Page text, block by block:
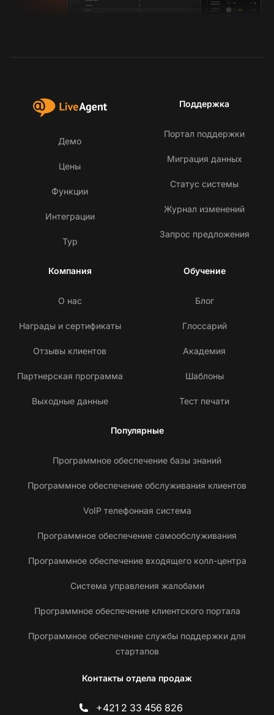
Демо
Цены
Функции
Интеграции
Тур
Поддержка
Портал поддержки
Миграция данных
Статус системы
Журнал изменений
Запрос предложения
Компания
О нас
Награды и сертификаты
Отзывы клиентов
Партнерская программа
Выходные данные
Обучение
Блог
Глоссарий
Академия
Шаблоны
Тест печати
Популярные
Программное обеспечение базы знаний
Программное обеспечение обслуживания клиентов
VoIP телефонная система
Программное обеспечение самообслуживания
Программное обеспечение входящего колл-центра
Система управления жалобами
Программное обеспечение клиентского портала
Программное обеспечение службы поддержки для
стартапов
Контакты отдела продаж
+421 2 33 456 826